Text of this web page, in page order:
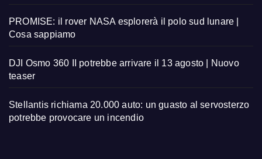
PROMISE: il rover NASA esplorerà il polo sud lunare |
Cosa sappiamo
DJI Osmo 360 II potrebbe arrivare il 13 agosto | Nuovo
teaser
Stellantis richiama 20.000 auto: un guasto al servosterzo
potrebbe provocare un incendio